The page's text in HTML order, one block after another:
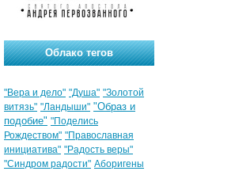
Облако тегов
"Вера и дело" "Душа" "Золотой
витязь" "Ландыши" "Образ и
подобие" "Поделись
Рождеством" "Православная
инициатива" "Радость веры"
"Синдром радости" Аборигены